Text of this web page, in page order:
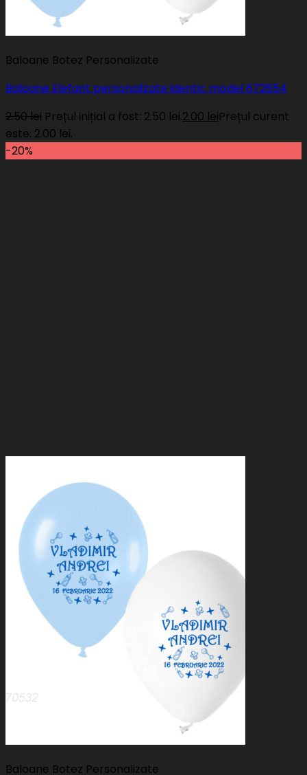
Baloane Botez Personalizate
Baloane Elefant personalizate identic model 672654
2.50lei Prețul inițial a fost: 2.50 lei.2.00 leiPrețul curent
este: 2.00 lei.
-20%
Baloane Botez Personalizate